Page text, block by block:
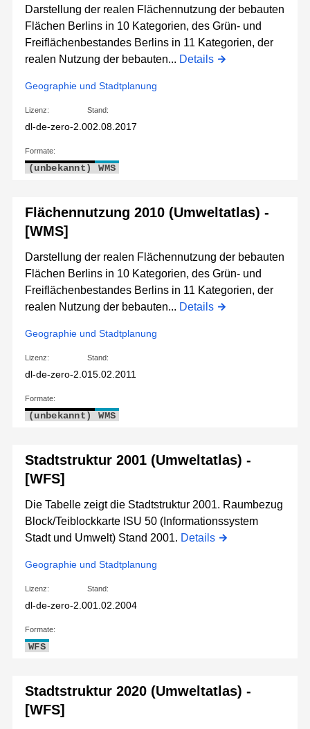
Darstellung der realen Flächennutzung der bebauten
Flächen Berlins in 10 Kategorien, des Grün- und
Freiflächenbestandes Berlins in 11 Kategorien, der
realen Nutzung der bebauten... Details
Geographie und Stadtplanung
Lizenz:
dl-de-zero-2.0
Stand:
02.08.2017
Formate:
(unbekannt) WMS
Flächennutzung 2010 (Umweltatlas) -
[WMS]
Darstellung der realen Flächennutzung der bebauten
Flächen Berlins in 10 Kategorien, des Grün- und
Freiflächenbestandes Berlins in 11 Kategorien, der
realen Nutzung der bebauten... Details
Geographie und Stadtplanung
Lizenz:
dl-de-zero-2.0
Stand:
15.02.2011
Formate:
(unbekannt) WMS
Stadtstruktur 2001 (Umweltatlas) -
[WFS]
Die Tabelle zeigt die Stadtstruktur 2001. Raumbezug
Block/Teiblockkarte ISU 50 (Informationssystem
Stadt und Umwelt) Stand 2001. Details
Geographie und Stadtplanung
Lizenz:
dl-de-zero-2.0
Stand:
01.02.2004
Formate:
WFS
Stadtstruktur 2020 (Umweltatlas) -
[WFS]